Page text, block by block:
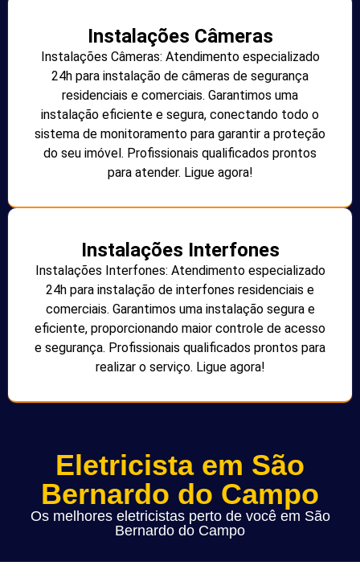
Instalações Câmeras
Instalações Câmeras: Atendimento especializado
24h para instalação de câmeras de segurança
residenciais e comerciais. Garantimos uma
instalação eficiente e segura, conectando todo o
sistema de monitoramento para garantir a proteção
do seu imóvel. Profissionais qualificados prontos
para atender. Ligue agora!
Instalações Interfones
Instalações Interfones: Atendimento especializado
24h para instalação de interfones residenciais e
comerciais. Garantimos uma instalação segura e
eficiente, proporcionando maior controle de acesso
e segurança. Profissionais qualificados prontos para
realizar o serviço. Ligue agora!
Eletricista em São
Bernardo do Campo
Os melhores eletricistas perto de você em São
Bernardo do Campo